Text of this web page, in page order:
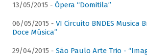
13/05/2015 - Ópera “Domitila”
06/05/2015 - VI Circuito BNDES Musica
Doce Música”
29/04/2015 - São Paulo Arte Trio -